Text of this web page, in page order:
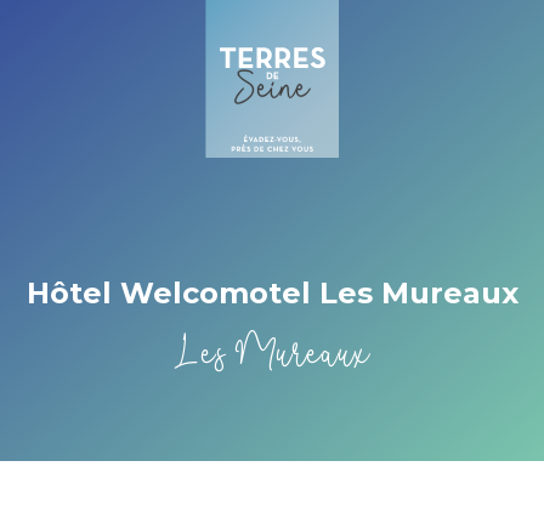
Hôtel Welcomotel Les Mureaux
Les Mureaux